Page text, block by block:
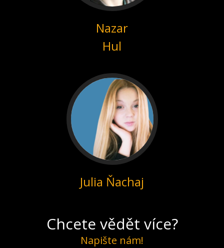
Nazar
Hul
Julia Ňachaj
Chcete vědět více?
Napište nám!